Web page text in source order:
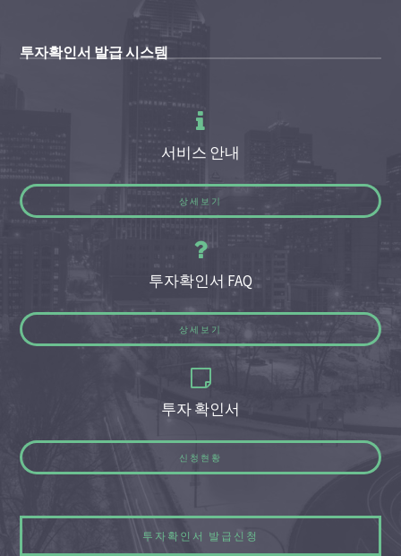
투자확인서 발급 시스템
서비스 안내
상세보기
투자확인서 FAQ
상세보기
투자 확인서
신청현황
투자확인서 발급신청